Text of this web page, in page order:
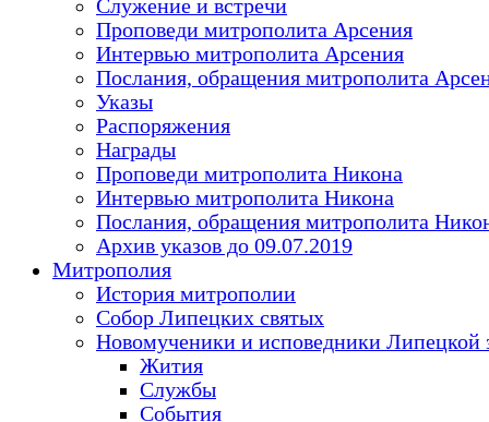
Служение и встречи
Проповеди митрополита Арсения
Интервью митрополита Арсения
Послания, обращения митрополита
Указы
Распоряжения
Награды
Проповеди митрополита Никона
Интервью митрополита Никона
Послания, обращения митрополита
Архив указов до 09.07.2019
Митрополия
История митрополии
Собор Липецких святых
Новомученики и исповедники Липецкой
Жития
Службы
События